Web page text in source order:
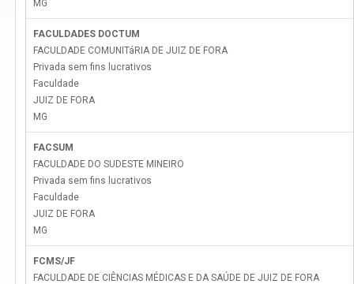
MG
FACULDADES DOCTUM
FACULDADE COMUNITáRIA DE JUIZ DE FORA
Privada sem fins lucrativos
Faculdade
JUIZ DE FORA
MG
FACSUM
FACULDADE DO SUDESTE MINEIRO
Privada sem fins lucrativos
Faculdade
JUIZ DE FORA
MG
FCMS/JF
FACULDADE DE CIÊNCIAS MÉDICAS E DA SAÚDE DE JUIZ DE FORA